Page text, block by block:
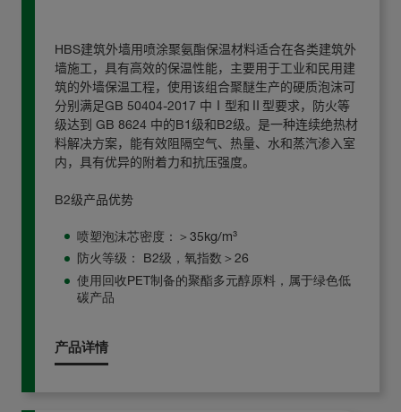
HBS建筑外墙用喷涂聚氨酯保温材料适合在各类建筑外
墙施工，具有高效的保温性能，主要用于工业和民用建
筑的外墙保温工程，使用该组合聚醚生产的硬质泡沫可
分别满足GB 50404-2017 中Ⅰ型和Ⅱ型要求，防火等
级达到 GB 8624 中的B1级和B2级。 是一种连续绝热材
料解决方案，能有效阻隔空气、热量、 水和蒸汽渗入室
内，具有优异的附着力和抗压强度。
B2级产品优势
喷塑泡沫芯密度：＞35kg/m³
防火等级： B2级，氧指数＞26
使用回收PET制备的聚酯多元醇原料，属于绿色低
碳产品
产品详情